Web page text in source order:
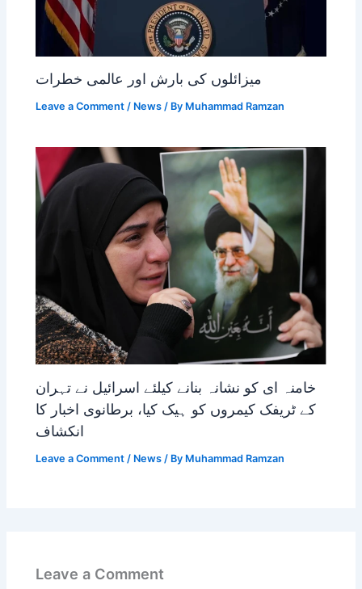
میزائلوں کی بارش اور عالمی خطرات
Leave a Comment / News / By Muhammad Ramzan
خامنہ ای کو نشانہ بنانے کیلئے اسرائیل نے تہران
کے ٹریفک کیمروں کو ہیک کیا، برطانوی اخبار کا
انکشاف
Leave a Comment / News / By Muhammad Ramzan
Leave a Comment